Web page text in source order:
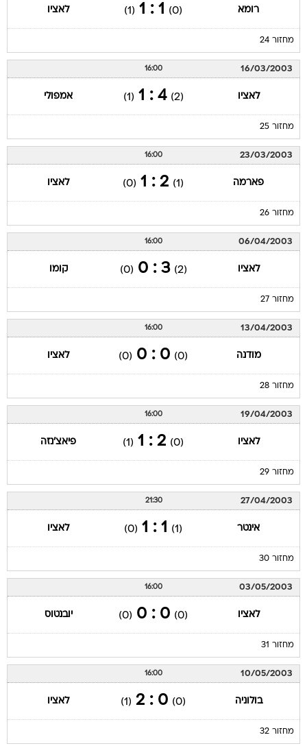
רומא (0)
1 : 1
(1) לאציו
מחזור 24
16/03/2003
16:00
לאציו (2)
4 : 1
(1) אמפולי
מחזור 25
23/03/2003
16:00
פארמה (1)
2 : 1
(0) לאציו
מחזור 26
06/04/2003
16:00
לאציו (2)
3 : 0
(0) קומו
מחזור 27
13/04/2003
16:00
מודנה (0)
0 : 0
(0) לאציו
מחזור 28
19/04/2003
16:00
לאציו (0)
2 : 1
(1) פיאצ'נזה
מחזור 29
27/04/2003
21:30
אינטר (1)
1 : 1
(0) לאציו
מחזור 30
03/05/2003
16:00
לאציו (0)
0 : 0
(0) יובנטוס
מחזור 31
10/05/2003
16:00
בולוניה (0)
0 : 2
(1) לאציו
מחזור 32